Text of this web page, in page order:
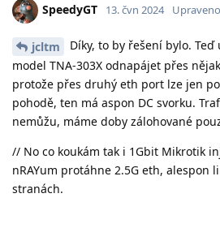
SpeedyGT 13. čvn 2024 Upraveno
jcltm
Díky, to by řešení bylo.
model TNA-303X odnapájet přes
protože přes druhý eth port lze jen
pohodě, ten má aspon DC svorku.
nemůžu, máme doby zálohované
// No co koukám tak i 1Gbit Mikrotik
nRAYum protáhne 2.5G eth, alespon
stranách.